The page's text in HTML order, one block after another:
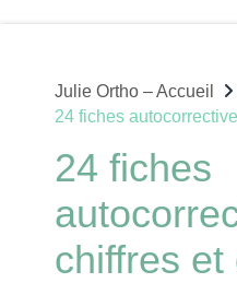
Julie Ortho – Accueil
24 fiches
24 fiches
chiffres et